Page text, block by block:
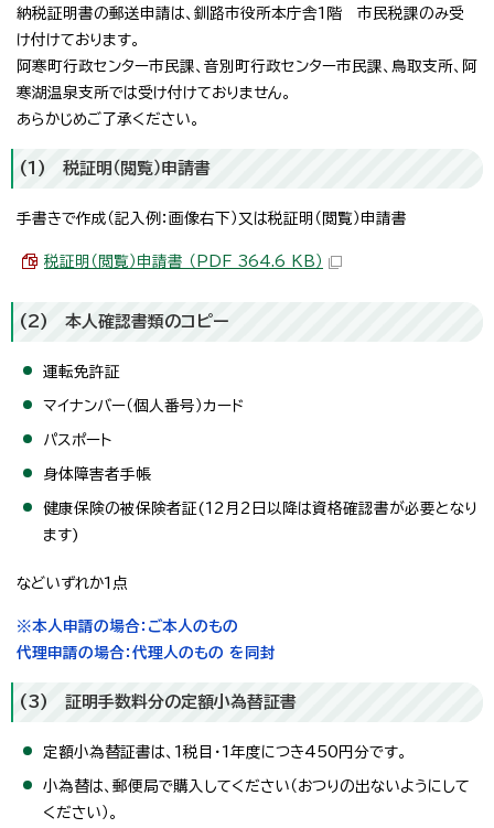
納税証明書の郵送申請は、釧路市役所本庁舎1階 市民税課のみ受
け付けております。
阿寒町行政センター市民課、音別町行政センター市民課、鳥取支所、阿
寒湖温泉支所では受け付けておりません。
あらかじめご了承ください。
(1) 税証明（閲覧）申請書
手書きで作成（記入例：画像右下）又は税証明（閲覧）申請書
税証明（閲覧）申請書 （PDF 364.6 KB）
(2) 本人確認書類のコピー
運転免許証
マイナンバー（個人番号）カード
パスポート
身体障害者手帳
健康保険の被保険者証(12月2日以降は資格確認書が必要となり
ます)
などいずれか1点
※本人申請の場合：ご本人のもの
代理申請の場合：代理人のもの を同封
(3) 証明手数料分の定額小為替証書
定額小為替証書は、1税目・1年度につき450円分です。
小為替は、郵便局で購入してください（おつりの出ないようにして
ください）。